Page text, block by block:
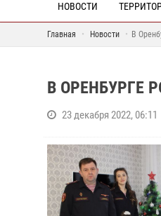
НОВОСТИ
Главная Новости В
В ОРЕНБУРГЕ
23 декабря 2022, 06:11